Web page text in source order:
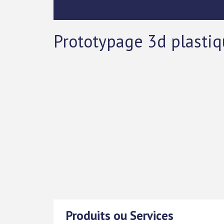
Prototypage 3d
Produits ou Services